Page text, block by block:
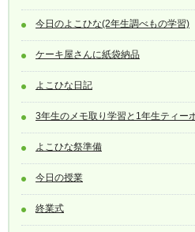
今日のよこひな(2年生調べもの学習)
ケーキ屋さんに紙袋納品
よこひな日記
3年生のメモ取り学習と1年生ティー
よこひな祭準備
今日の授業
終業式